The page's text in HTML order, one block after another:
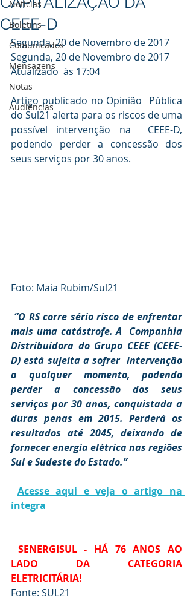
Notícias
Boletins
Comunicados
Mensagens
Notas
Audiências
CEEE-D
Segunda, 20 de Novembro de 2017
Segunda, 20 de Novembro de 2017
Atualizado  às 17:04
Artigo publicado no Opinião  Pública
do Sul21 alerta para os riscos de uma
possível intervenção na  CEEE-D,
podendo perder a concessão dos
seus serviços por 30 anos.
Foto: Maia Rubim/Sul21
“O RS corre sério risco de enfrentar
mais uma catástrofe. A  Companhia
Distribuidora do Grupo CEEE (CEEE-
D) está sujeita a sofrer  intervenção
a qualquer momento, podendo
perder a concessão dos seus
serviços por 30 anos, conquistada a
duras penas em 2015. Perderá os
resultados até 2045, deixando de
fornecer energia elétrica nas regiões
Sul e Sudeste do Estado.”
Acesse aqui e veja o artigo na
íntegra
SENERGISUL - HÁ 76 ANOS AO
LADO DA CATEGORIA
ELETRICITÁRIA!
Fonte: SUL21